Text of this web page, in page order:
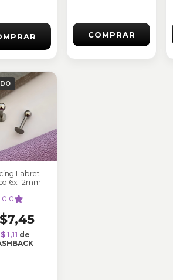
COMPRAR
Labret
6x1.2mm
0.0
1,11 de